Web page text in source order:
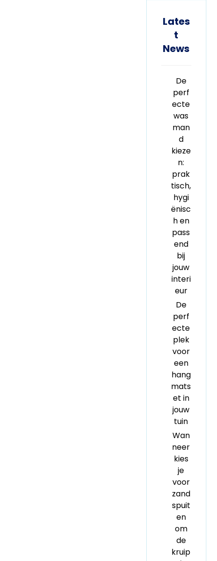
Lates
t
News
De
perf
ecte
was
man
d
kieze
n:
prak
tisch,
hygi
ënisc
h en
pass
end
bij
jouw
interi
eur
De
perf
ecte
plek
voor
een
hang
mats
et in
jouw
tuin
Wan
neer
kies
je
voor
zand
spuit
en
om
de
kruip